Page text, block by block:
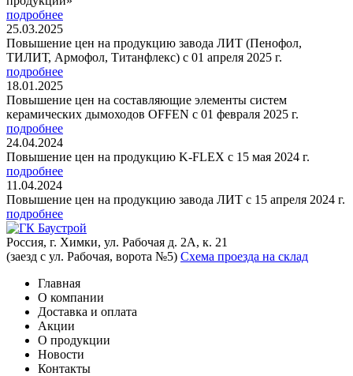
подробнее
25.03.2025
Повышение цен на продукцию завода ЛИТ (Пенофол,
ТИЛИТ, Армофол, Титанфлекс) с 01 апреля 2025 г.
подробнее
18.01.2025
Повышение цен на составляющие элементы систем
керамических дымоходов OFFEN с 01 февраля 2025 г.
подробнее
24.04.2024
Повышение цен на продукцию K-FLEX с 15 мая 2024 г.
подробнее
11.04.2024
Повышение цен на продукцию завода ЛИТ с 15 апреля 2024 г.
подробнее
Россия, г. Химки, ул. Рабочая д. 2А, к. 21
(заезд с ул. Рабочая, ворота №5) Схема проезда на склад
Главная
О компании
Доставка и оплата
Акции
О продукции
Новости
Контакты